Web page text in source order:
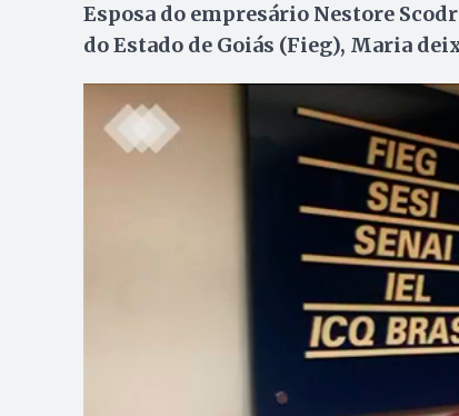
Esposa do empresário Nestore
do Estado de Goiás (Fieg), Maria